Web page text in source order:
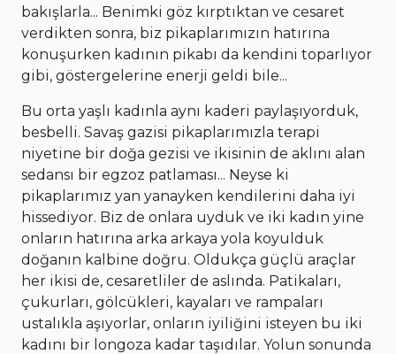
bakışlarla... Benimki göz kırptıktan ve cesaret
verdikten sonra, biz pikaplarımızın hatırına
konuşurken kadının pikabı da kendini toparlıyor
gibi, göstergelerine enerji geldi bile...
Bu orta yaşlı kadınla aynı kaderi paylaşıyorduk,
besbelli. Savaş gazisi pikaplarımızla terapi
niyetine bir doğa gezisi ve ikisinin de aklını alan
sedansı bir egzoz patlaması... Neyse ki
pikaplarımız yan yanayken kendilerini daha iyi
hissediyor. Biz de onlara uyduk ve iki kadın yine
onların hatırına arka arkaya yola koyulduk
doğanın kalbine doğru. Oldukça güçlü araçlar
her ikisi de, cesaretliler de aslında. Patikaları,
çukurları, gölcükleri, kayaları ve rampaları
ustalıkla aşıyorlar, onların iyiliğini isteyen bu iki
kadını bir longoza kadar taşıdılar. Yolun sonunda